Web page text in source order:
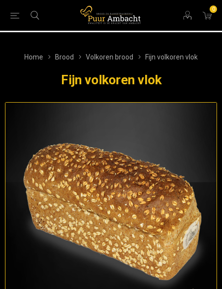
0
Home Brood Volkoren brood Fijn volkoren vlok
Fijn volkoren vlok